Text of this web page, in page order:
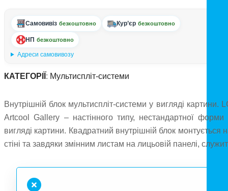
Самовивіз безкоштовно Кур’єр безкоштовно
НП безкоштовно
Адреси самовивозу
КАТЕГОРІЇ : Мультиспліт-системи
Внутрішній блок мультиспліт-системи у вигляді картини.
Artcool Gallery – настінного типу, нестандартної форми
вигляді картини. Квадратний внутрішній блок монтується
стіні та завдяки змінним листам на лицьовій панелі,
вставити будь-який малюнок, картину чи фотографію.
повітря здійснюється з верхньої частини, а подача з боків